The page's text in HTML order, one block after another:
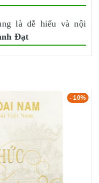
là dễ hiểu và nội
Đạt
- 10%